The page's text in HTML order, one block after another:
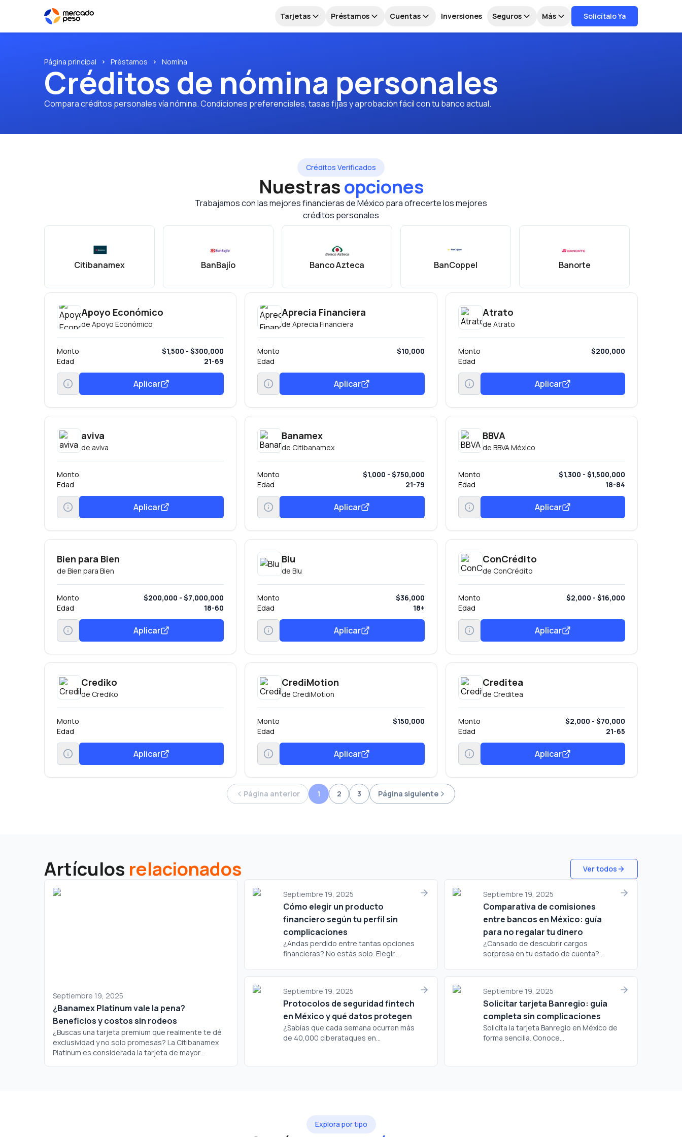
Tarjetas Préstamos Cuentas Inversiones Seguros Más Solicítalo Ya
Página principal Préstamos Nomina
Créditos de nómina personales
Compara créditos personales vía nómina. Condiciones preferenciales, tasas fijas y aprobación fácil con tu banco actual.
Créditos Verificados
Nuestrasopciones
Trabajamos con las mejores financieras de México para ofrecerte los mejores
créditos personales
Citibanamex BanBajío Banco Azteca BanCoppel Banorte
Apoyo Económico
de Apoyo Económico
Monto
$1,500 - $300,000
Edad
21-69
Aplicar
Aprecia Financiera
de Aprecia Financiera
Monto
$10,000
Edad
Aplicar
Atrato
de Atrato
Monto
$200,000
Edad
Aplicar
aviva
de aviva
Monto
Edad
Aplicar
Banamex
de Citibanamex
Monto
$1,000 - $750,000
Edad
21-79
Aplicar
BBVA
de BBVA México
Monto
$1,300 - $1,500,000
Edad
18-84
Aplicar
Bien para Bien
de Bien para Bien
Monto
$200,000 - $7,000,000
Edad
18-60
Aplicar
Blu
de Blu
Monto
$36,000
Edad
18+
Aplicar
ConCrédito
de ConCrédito
Monto
$2,000 - $16,000
Edad
Aplicar
Crediko
de Crediko
Monto
Edad
Aplicar
CrediMotion
de CrediMotion
Monto
$150,000
Edad
Aplicar
Creditea
de Creditea
Monto
$2,000 - $70,000
Edad
21-65
Aplicar
Página anterior 1 2 3 Página siguiente
Artículos relacionados Ver todos
Septiembre 19, 2025
¿Banamex Platinum vale la pena?
Beneficios y costos sin rodeos
¿Buscas una tarjeta premium que realmente te dé
exclusividad y no solo promesas? La Citibanamex
Platinum es considerada la tarjeta de mayor
Septiembre 19, 2025
Cómo elegir un producto
financiero según tu perfil sin
complicaciones
¿Andas perdido entre tantas opciones
financieras? No estás solo. Elegir...
Septiembre 19, 2025
Comparativa de comisiones
entre bancos en México: guía
para no regalar tu dinero
¿Cansado de descubrir cargos
sorpresa en tu estado de cuenta?...
Septiembre 19, 2025
Protocolos de seguridad fintech
en México y qué datos protegen
¿Sabías que cada semana ocurren más
de 40,000 ciberataques en...
Septiembre 19, 2025
Solicitar tarjeta Banregio: guía
completa sin complicaciones
Solicita la tarjeta Banregio en México de
forma sencilla. Conoce...
Explora por tipo